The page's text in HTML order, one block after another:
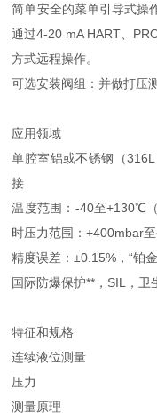
简单安全的菜单引导式操
通过4-20 mA HART、
方式远程操作。
可选安装阀组：并做打压
应用领域
单腔室铝或不锈钢（
接
温度范围：-40至+130℃
时压力范围：+400mbar
精度误差：±0.15%，“铂
国际防爆保护**，SIL，卫
特征和规格
连续液位测量
压力
测量原理